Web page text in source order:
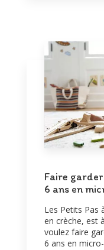
Faire
6 ans en
Les Petits Pas
en crèche, est
voulez faire
6 ans en